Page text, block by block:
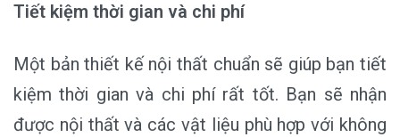
Tiết kiệm thời gian và chi phí
Một bản thiết kế nội thất chuẩn sẽ giúp bạn tiết
kiệm thời gian và chi phí rất tốt. Bạn sẽ nhận
được nội thất và các vật liệu phù hợp với không